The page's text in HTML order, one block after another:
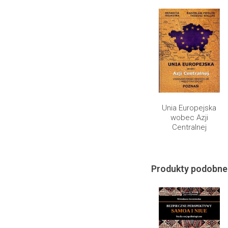
Unia Europejska
wobec Azji
Centralnej
Produkty